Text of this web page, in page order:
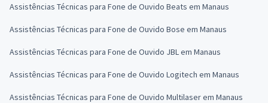
Assistências Técnicas para Fone de Ouvido Beats em Manaus
Assistências Técnicas para Fone de Ouvido Bose em Manaus
Assistências Técnicas para Fone de Ouvido JBL em Manaus
Assistências Técnicas para Fone de Ouvido Logitech em Manaus
Assistências Técnicas para Fone de Ouvido Multilaser em Manaus